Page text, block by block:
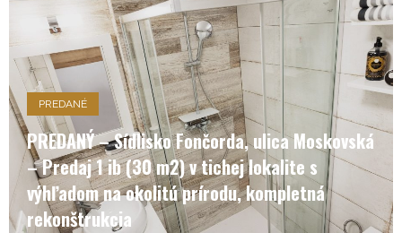
PREDANÉ
PREDANÝ – Sídlisko Fončorda, ulica Moskovská
– Predaj 1 ib (30 m2) v tichej lokalite s
výhľadom na okolitú prírodu, kompletná
rekonštrukcia